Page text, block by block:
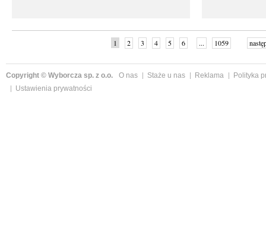
1 2 3 4 5 6 ... 1059
Copyright © Wyborcza sp. z o.o. O nas Staże u nas Reklama
Polityka
Ustawienia prywatności